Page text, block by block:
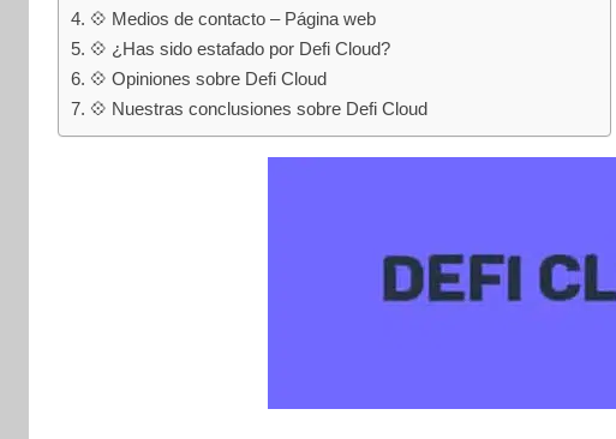
💠 Medios de contacto – Página web
💠 ¿Has sido estafado por Defi Cloud?
💠 Opiniones sobre Defi Cloud
💠 Nuestras conclusiones sobre Defi Cloud